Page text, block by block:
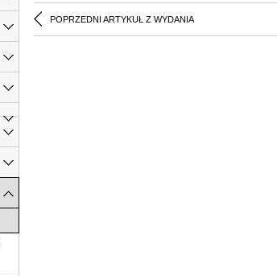
POPRZEDNI ARTYKUŁ Z WYDANIA